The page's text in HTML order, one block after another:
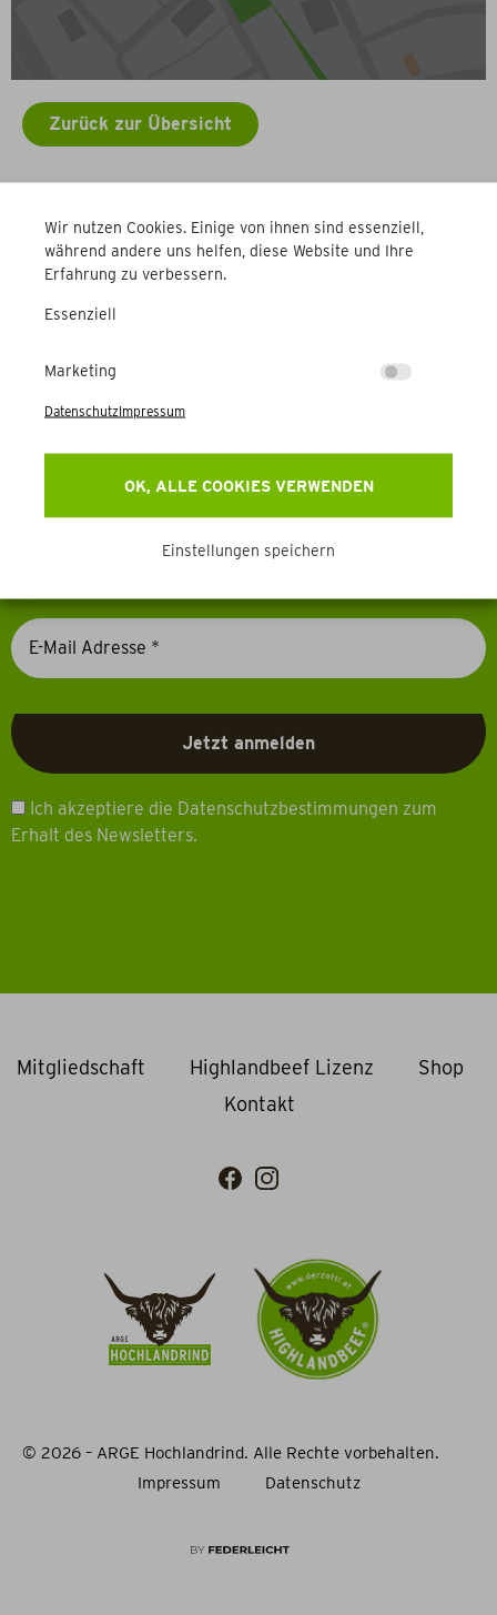
Wir nutzen Cookies. Einige von ihnen sind essenziell,
während andere uns helfen, diese Website und Ihre
Erfahrung zu verbessern.
Essenziell
Marketing
OK, ALLE COOKIES VERWENDEN
Einstellungen speichern
DatenschutzImpressum
Zurück zur Übersicht
Newsletter
Erhalten Sie Aktuelles, Events & mehr direkt in Ihr
Ich akzeptiere die Datenschutzbestimmungen zum
Erhalt des Newsletters.
Mitgliedschaft Highlandbeef Lizenz
Shop
Kontakt
© 2026 – ARGE Hochlandrind. Alle Rechte vorbehalten.
Impressum
Datenschutz